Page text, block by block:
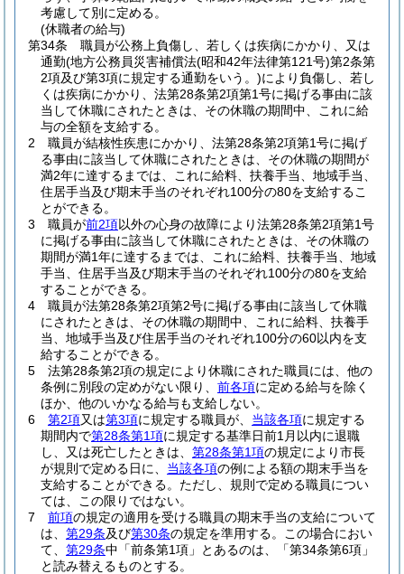
考慮して別に定める。
(休職者の給与)
第34条
職員が公務上負傷し、若しくは疾病にかかり、又は
通勤(地方公務員災害補償法(昭和42年法律第121号)第2条第
2項及び第3項に規定する通勤をいう。)により負傷し、若し
くは疾病にかかり、法第28条第2項第1号に掲げる事由に該
当して休職にされたときは、その休職の期間中、これに給
与の全額を支給する。
2
職員が結核性疾患にかかり、法第28条第2項第1号に掲げ
る事由に該当して休職にされたときは、その休職の期間が
満2年に達するまでは、これに給料、扶養手当、地域手当、
住居手当及び期末手当のそれぞれ100分の80を支給するこ
とができる。
3
職員が前2項以外の心身の故障により法第28条第2項第1号
に掲げる事由に該当して休職にされたときは、その休職の
期間が満1年に達するまでは、これに給料、扶養手当、地域
手当、住居手当及び期末手当のそれぞれ100分の80を支給
することができる。
4
職員が法第28条第2項第2号に掲げる事由に該当して休職
にされたときは、その休職の期間中、これに給料、扶養手
当、地域手当及び住居手当のそれぞれ100分の60以内を支
給することができる。
5
法第28条第2項の規定により休職にされた職員には、他の
条例に別段の定めがない限り、 前各項に定める給与を除く
ほか、他のいかなる給与も支給しない。
6
第2項又は第3項に規定する職員が、 当該各項に規定する
期間内で第28条第1項に規定する基準日前1月以内に退職
し、又は死亡したときは、 第28条第1項の規定により市長
が規則で定める日に、 当該各項の例による額の期末手当を
支給することができる。 ただし、規則で定める職員につい
ては、この限りではない。
7
前項の規定の適用を受ける職員の期末手当の支給について
は、 第29条及び第30条の規定を準用する。
この場合におい
て、 第29条中「前条第1項」とあるのは、「第34条第6項」
と読み替えるものとする。